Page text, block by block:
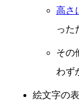
高さ
った
その
わず
絵文字の